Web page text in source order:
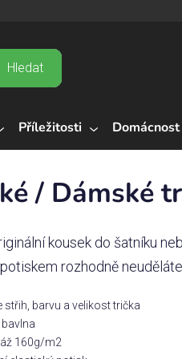
Hledat
Příležitosti Domácnost
/ Dámské
kousek do šatníku
rozhodně
střih, barvu a velikost trička
bavlna
160g/m2